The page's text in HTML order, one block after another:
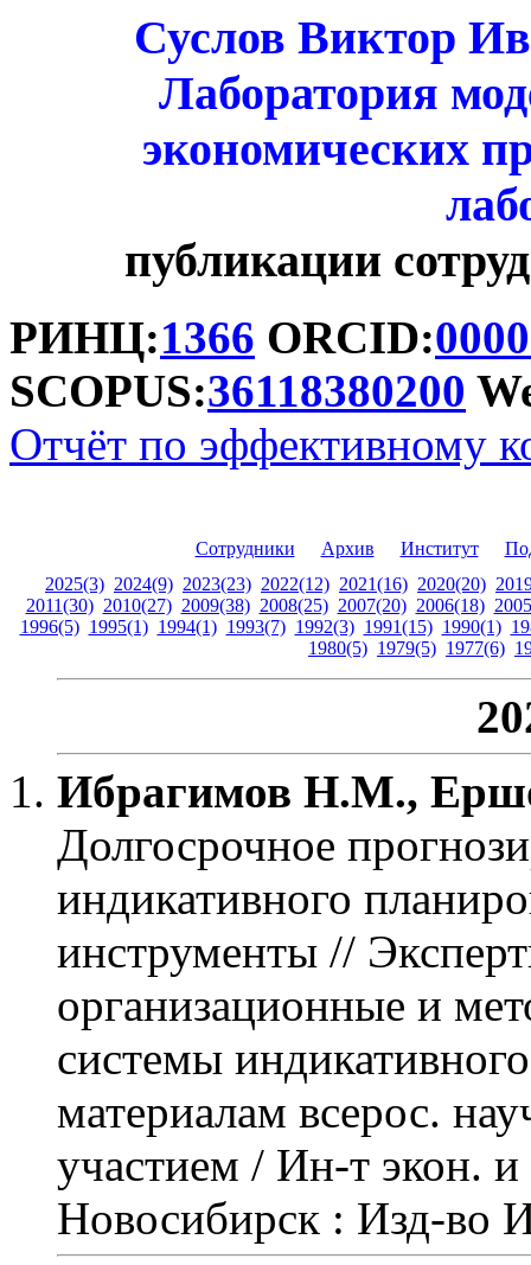
Суслов Виктор
Лаборатория
экономических
публикации
РИНЦ:1366 ORCID:
SCOPUS:36118380200
Отчёт по эффективному
Сотрудники Архив Институт
2025(3) 2024(9) 2023(23) 2022(12) 2021(16) 2020(20)
2011(30) 2010(27) 2009(38) 2008(25) 2007(20) 2006(18)
1996(5) 1995(1) 1994(1) 1993(7) 1992(3) 1991(15) 1990(1)
1980(5) 1979(5) 1977(6)
Ибрагимов Н.М.,
Долгосрочное
индикативного
инструменты //
организационные и
системы
материалам всерос.
участием / Ин-т экон.
Новосибирск : Изд-